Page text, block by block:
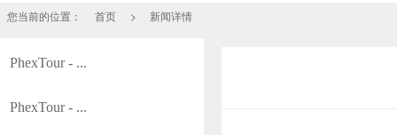
您当前的位置： 首页 > 新闻详情
PhexTour - ...
PhexTour - ...